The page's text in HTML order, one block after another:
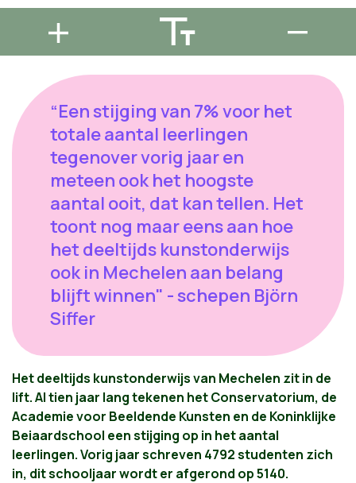
“Een stijging van 7% voor het
totale aantal leerlingen
tegenover vorig jaar en
meteen ook het hoogste
aantal ooit, dat kan tellen. Het
toont nog maar eens aan hoe
het deeltijds kunstonderwijs
ook in Mechelen aan belang
blijft winnen" - schepen Björn
Siffer
Het deeltijds kunstonderwijs van Mechelen zit in de
lift. Al tien jaar lang tekenen het Conservatorium, de
Academie voor Beeldende Kunsten en de Koninklijke
Beiaardschool een stijging op in het aantal
leerlingen. Vorig jaar schreven 4792 studenten zich
in, dit schooljaar wordt er afgerond op 5140.